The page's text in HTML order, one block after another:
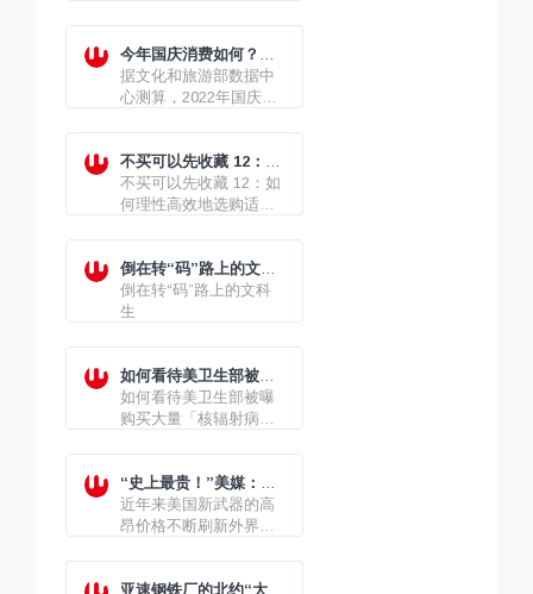
今年国庆消费如何？成
绩单来了
据文化和旅游部数据中
心测算，2022年国庆节
国内旅游收入2872.1亿
元。
不买可以先收藏 12：如
何理性高效地选购适合
自己的二手房
不买可以先收藏 12：如
何理性高效地选购适合
倒在转“码”路上的文科
生
倒在转“码”路上的文科
生
如何看待美卫生部被曝
购买大量「核辐射病」
药物
如何看待美卫生部被曝
购买大量「核辐射病」
“史上最贵！”美媒：美
国空军第六代战斗机每
架将耗资“数亿美元”
近年来美国新武器的高
昂价格不断刷新外界三
战斗机的报价感到目瞪
亚速钢铁厂的北约“大